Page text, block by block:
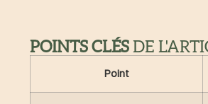
POINTS CLÉS DE
Point